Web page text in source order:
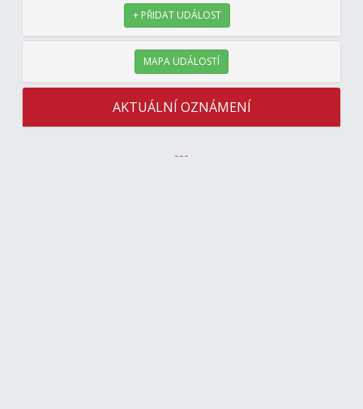
+ PŘIDAT UDÁLOST
MAPA UDÁLOSTÍ
AKTUÁLNÍ OZNÁMENÍ
---